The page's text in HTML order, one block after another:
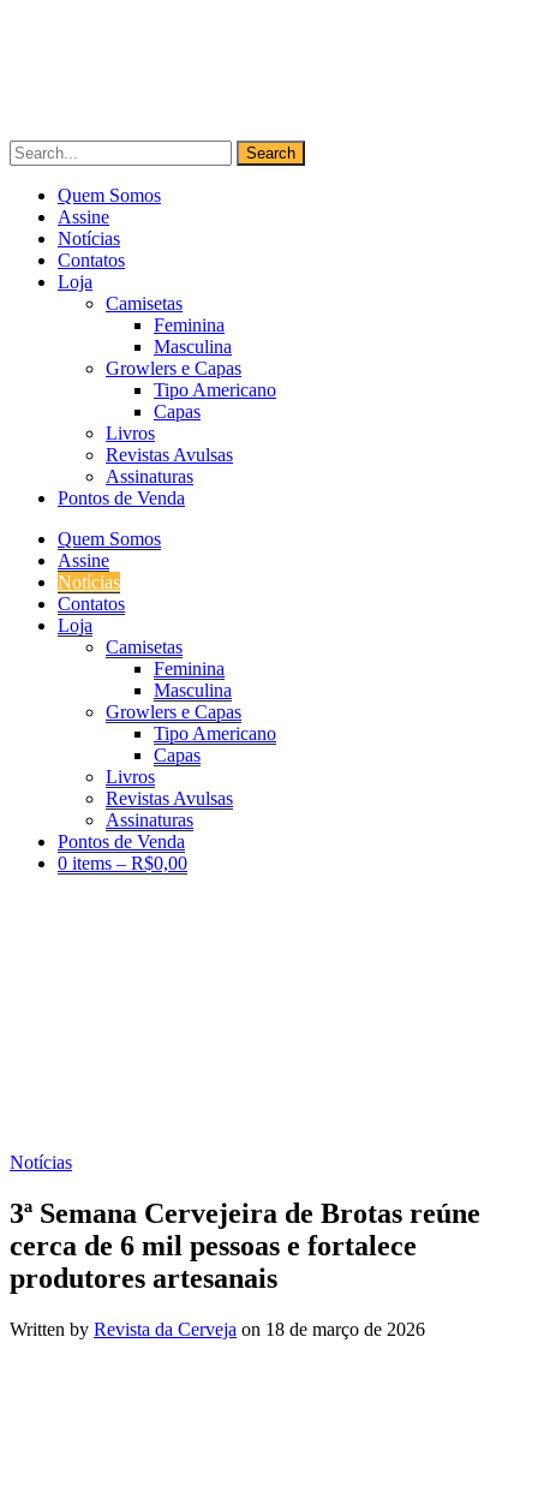
Quem Somos
Assine
Notícias
Contatos
Loja
Camisetas
Feminina
Masculina
Growlers e Capas
Tipo Americano
Capas
Livros
Revistas Avulsas
Assinaturas
Pontos de Venda
Quem Somos
Assine
Notícias
Contatos
Loja
Camisetas
Feminina
Masculina
Growlers e Capas
Tipo Americano
Capas
Livros
Revistas Avulsas
Assinaturas
Pontos de Venda
0 items – R$0,00
Notícias
3ª Semana Cervejeira de Brotas reúne
cerca de 6 mil pessoas e fortalece
produtores artesanais
Written by Revista da Cerveja on 18 de março de 2026